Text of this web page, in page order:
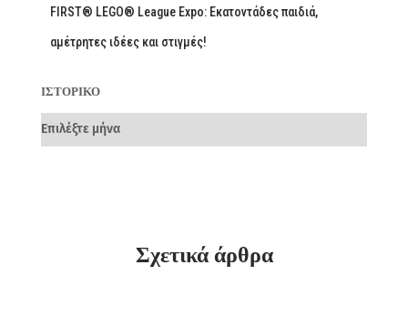
FIRST® LEGO® League Expo: Εκατοντάδες παιδιά,
αμέτρητες ιδέες και στιγμές!
ΙΣΤΟΡΙΚΌ
Σχετικά άρθρα